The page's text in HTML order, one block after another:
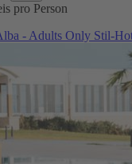
pro Person
- Adults Only Stil-